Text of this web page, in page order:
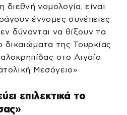
διεθνή νομολογία, είναι
έννομες συνέπειες
δύνανται να θίξουν τα
της Τουρκίας
στο Αιγαίο
Μεσόγειο»
επιλεκτικά το